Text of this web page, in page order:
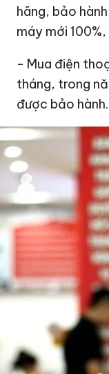
hãng, bảo
máy mới
- Mua điện
tháng, trong
được bảo hành.